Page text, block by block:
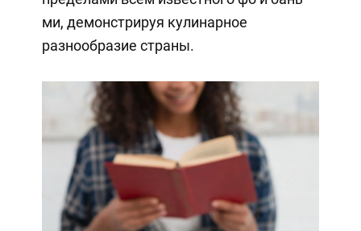
ми, демонстрируя кулинарное
разнообразие страны.